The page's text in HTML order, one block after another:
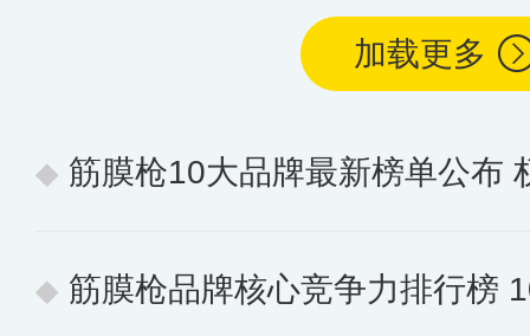
加载更多
筋膜枪10大品牌最新榜单公布
筋膜枪品牌核心竞争力排行榜 10个